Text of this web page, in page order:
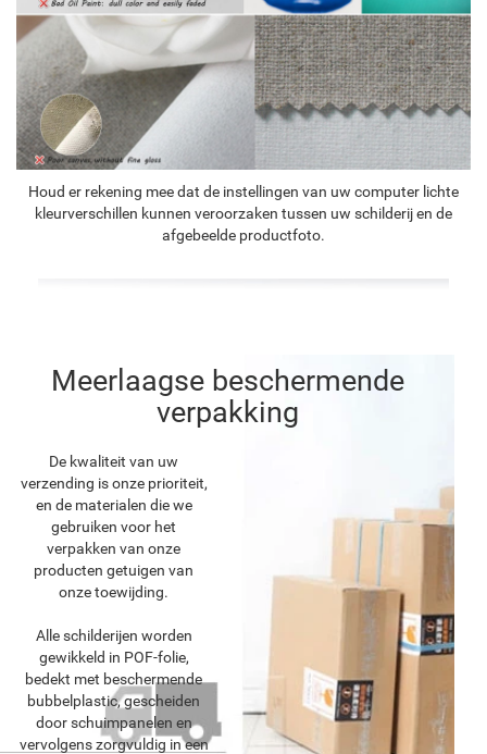
Houd er rekening mee dat de instellingen van uw computer lichte
kleurverschillen kunnen veroorzaken tussen uw schilderij en de
afgebeelde productfoto.
Meerlaagse beschermende
verpakking
De kwaliteit van uw
verzending is onze prioriteit,
en de materialen die we
gebruiken voor het
verpakken van onze
producten getuigen van
onze toewijding.
Alle schilderijen worden
gewikkeld in POF-folie,
bedekt met beschermende
bubbelplastic, gescheiden
door schuimpanelen en
vervolgens zorgvuldig in een